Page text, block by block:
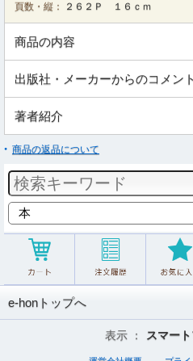
頁数・縦：
２６２Ｐ １６ｃｍ
商品の内容
出版社・メーカーからのコメント
著者紹介
商品の返品について
e-honトップへ
表示 ： スマー